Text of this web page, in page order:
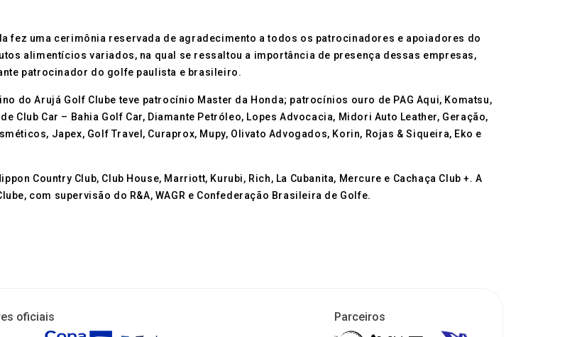
fez uma cerimônia reservada de agradecimento a todos os patrocinadores e apoiadores do
alimentícios variados, na qual se ressaltou a importância de presença dessas empresas,
patrocinador do golfe paulista e brasileiro.
do Arujá Golf Clube teve patrocínio Master da Honda; patrocínios ouro de PAG Aqui, Komatsu,
Club Car – Bahia Golf Car, Diamante Petróleo, Lopes Advocacia, Midori Auto Leather, Geração,
Japex, Golf Travel, Curaprox, Mupy, Olivato Advogados, Korin, Rojas & Siqueira, Eko e
Country Club, Club House, Marriott, Kurubi, Rich, La Cubanita, Mercure e Cachaça Club +. A
com supervisão do R&A, WAGR e Confederação Brasileira de Golfe.
oficiais Parceiros